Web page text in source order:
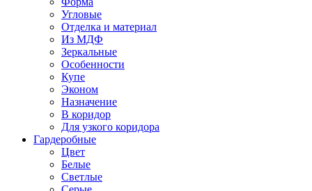
Угловые
Отделка и материал
Из МДФ
Зеркальные
Особенности
Купе
Эконом
Назначение
В коридор
Для узкого коридора
Гардеробные
Цвет
Белые
Светлые